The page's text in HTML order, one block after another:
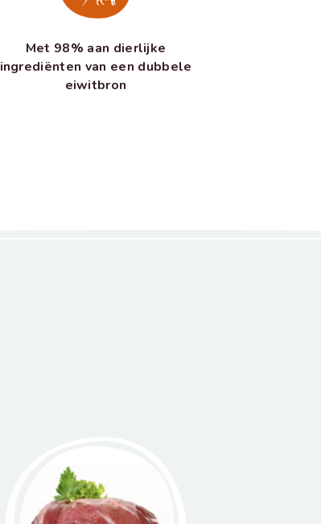
Met 98% aan dierlijke
ingrediënten van een dubbele
eiwitbron